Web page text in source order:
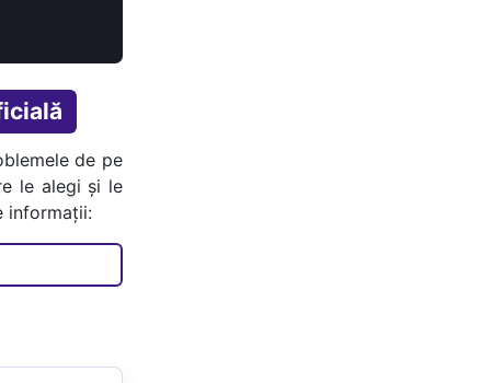
de pe
le alegi și le
informații: